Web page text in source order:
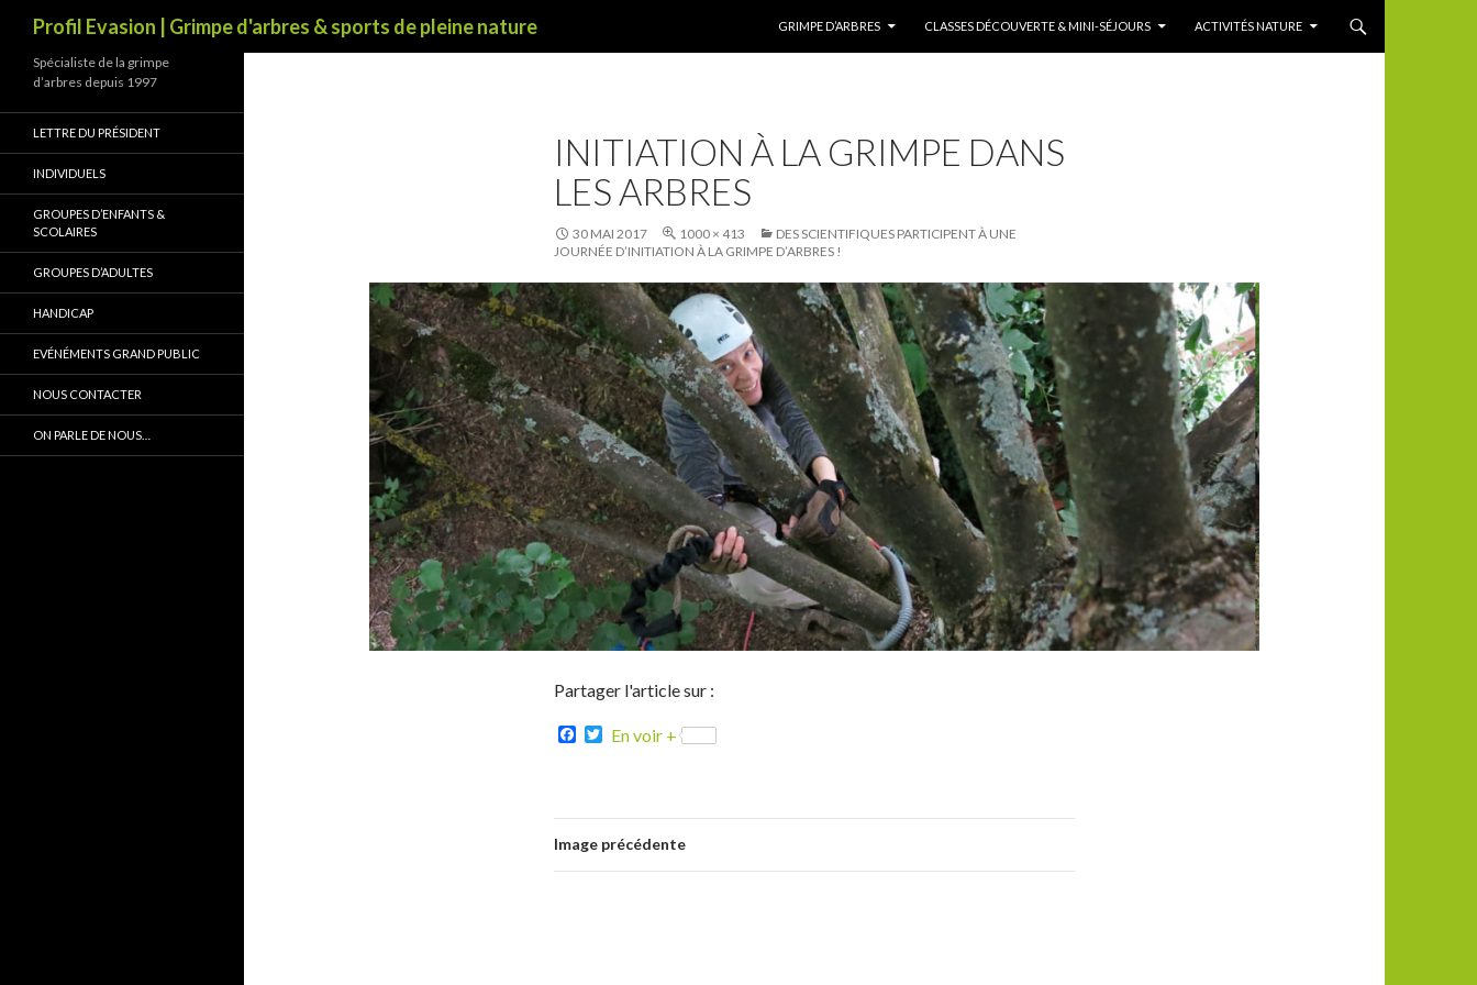
Profil Evasion | Grimpe d'arbres & sports de pleine nature
GRIMPE D’ARBRES
CLASSES DÉCOUVERTE & MINI-SÉJOURS ACTIVITÉS NATURE
INITIATION À LA GRIMPE DANS
LES ARBRES
30 MAI 2017 1000 × 413
DES SCIENTIFIQUES PARTICIPENT À UNE
JOURNÉE D’INITIATION À LA GRIMPE D’ARBRES !
Partager l'article sur :
F
o
o
k
T
e
r
En voir +
Image précédente
Spécialiste de la grimpe
d’arbres depuis 1997
LETTRE DU PRÉSIDENT
INDIVIDUELS
GROUPES D’ENFANTS &
SCOLAIRES
GROUPES D’ADULTES
HANDICAP
EVÉNÉMENTS GRAND PUBLIC
NOUS CONTACTER
ON PARLE DE NOUS…